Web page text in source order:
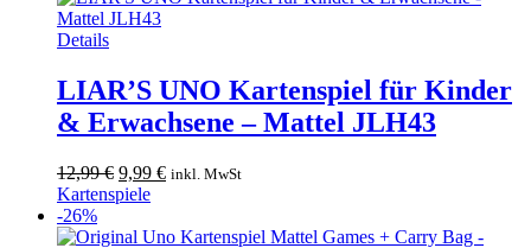
Details
LIAR’S UNO Kartenspiel für Kinder
& Erwachsene – Mattel JLH43
12,99€ Ursprünglicher
Preis
12,99 €
9,99 €Aktueller
9,99 €.
inkl. MwSt
Kartenspiele
-26%